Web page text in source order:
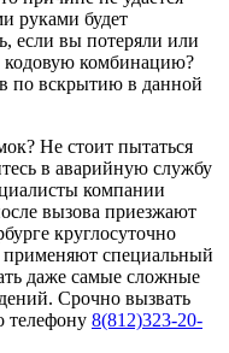
руками будет
если вы потеряли или
кодовую комбинацию?
по вскрытию в данной
Не стоит пытаться
в аварийную службу
компании
вызова приезжают
круглосуточно
специальный
даже самые сложные
Срочно вызвать
телефону 8(812)323-20-